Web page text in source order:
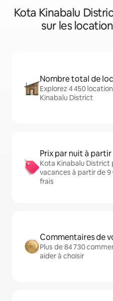
Kota Kinabalu
sur les
Nombre total de
Explorez 4 450
Kinabalu District
Prix par nuit à
Kota Kinabalu District
vacances à partir de
frais
Commentaires de
Plus de 84 730
aider à choisir